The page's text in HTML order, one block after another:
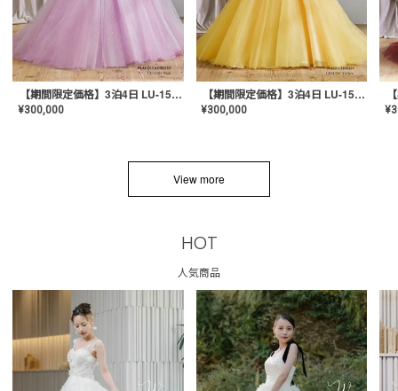
【期間限定価格】3泊4日 LU-1501(Pink)
¥300,000
【期間限定価格】3泊4日 LU-1501(Yellow)
¥300,000 ¥
View more
HOT
人気商品